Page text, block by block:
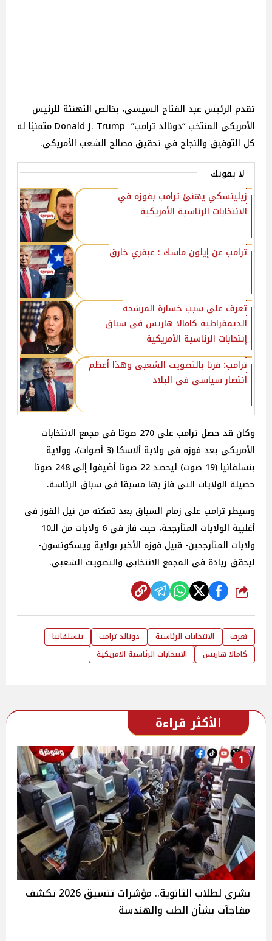
تقدم الرئيس عبد الفتاح السيسى، بخالص التهنئة للرئيس
الأمريكى المنتخب “دونالد ترامب” Donald J. Trump متمنيًا له
كل التوفيق والنجاح في تحقيق مصالح الشعب الأمريكى.
لا يفوتك
زيلينسكي يهنئ ترامب بفوزه في
الانتخابات الرئاسية الأمريكية
ترامب عن إيلون ماسك : عبقري خارق
تعرف على سبب خسارة المرشحة
الديمقراطية كامالا هاريس فى سباق
إنتخابات الرئاسية الأمريكية
ترامب: فزنا بالتصويت الشعبى وهذا أعظم
انتصار سياسى فى البلاد
وكان قد حصل ترامب على 270 صوتا فى مجمع الانتخابات
الأمريكى بعد فوزه فى ولاية ألاسكا (3 أصوات)، وولاية
بنسلفانيا (19 صوت) ليحصد 22 صوتا أضيفوا إلى 248 صوتا
حصيلة الولايات التى فاز بها مسبقا فى سباق الرئاسة.
وسيطر ترامب على زمام السباق بعد تمكنه من نيل الفوز فى
أغلبية الولايات المتأرجحة، حيث فاز فى 6 ولايات من الـ10
ولايات المتأرجحين- قبيل فوزه الأخير بولاية ويسكونسون-
ليحقق ريادة فى المجمع الانتخابى والتصويت الشعبى.
شارك
تعرف الانتخابات الرئاسية دونالد ترامب
بنسلفانيا
كامالا هاريس
الانتخابات الرئاسية الامريكية
الأكثر قراءة
1
بشرى لطلاب الثانوية.. مؤشرات تنسيق 2026 تكشف
مفاجآت بشأن الطب والهندسة